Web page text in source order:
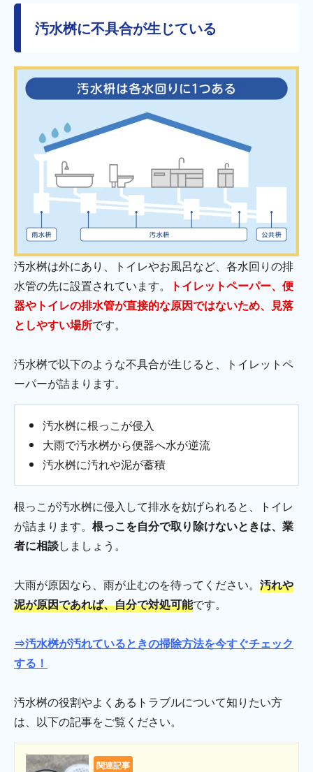
汚水桝に不具合が生じている
汚水桝は外にあり、トイレやお風呂など、各水回りの排
水管の先に設置されています。
トイレットペーパー、便
器やトイレの排水管が直接的な原因ではないため、見落
としやすい場所です。
汚水桝で以下のような不具合が生じると、トイレットペ
ーパーが詰まります。
汚水桝に根っこが侵入
大雨で汚水桝から便器へ水が逆流
汚水桝に汚れや泥が蓄積
根っこが汚水桝に侵入して排水を妨げられると、トイレ
が詰まります。 根っこを自分で取り除けないときは、業
者に相談しましょう。
大雨が原因なら、雨が止むのを待ってください。 汚れや
泥が原因であれば、自分で対処可能です。
⇒汚水桝が汚れているときの掃除方法を今すぐチェック
する！
汚水桝の役割やよくあるトラブルについて知りたい方
は、以下の記事をご覧ください。
関連記事